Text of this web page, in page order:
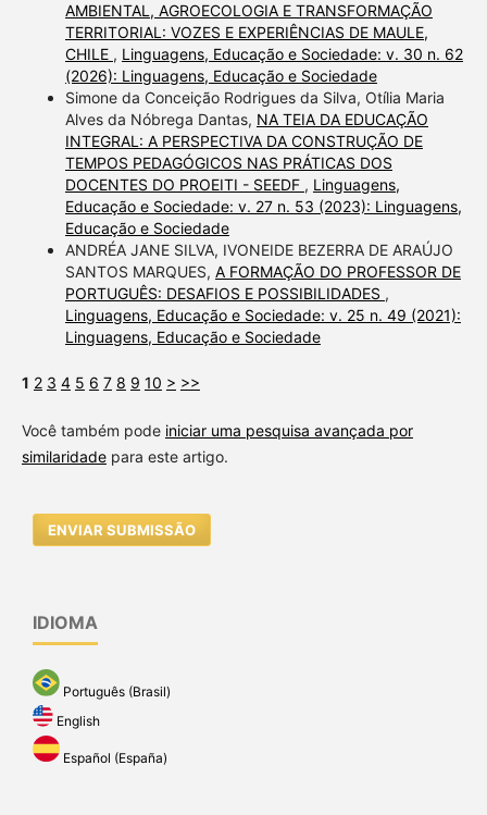
AMBIENTAL, AGROECOLOGIA E TRANSFORMAÇÃO
TERRITORIAL: VOZES E EXPERIÊNCIAS DE MAULE,
CHILE , Linguagens, Educação e Sociedade: v. 30 n. 62
(2026): Linguagens, Educação e Sociedade
Simone da Conceição Rodrigues da Silva, Otília Maria
Alves da Nóbrega Dantas, NA TEIA DA EDUCAÇÃO
INTEGRAL: A PERSPECTIVA DA CONSTRUÇÃO DE
TEMPOS PEDAGÓGICOS NAS PRÁTICAS DOS
DOCENTES DO PROEITI - SEEDF , Linguagens,
Educação e Sociedade: v. 27 n. 53 (2023): Linguagens,
Educação e Sociedade
ANDRÉA JANE SILVA, IVONEIDE BEZERRA DE ARAÚJO
SANTOS MARQUES, A FORMAÇÃO DO PROFESSOR DE
PORTUGUÊS: DESAFIOS E POSSIBILIDADES ,
Linguagens, Educação e Sociedade: v. 25 n. 49 (2021):
Linguagens, Educação e Sociedade
1 2 3 4 5 6 7 8 9 10 > >>
Você também pode iniciar uma pesquisa avançada por
similaridadepara este artigo.
ENVIAR SUBMISSÃO
IDIOMA
Português (Brasil)
English
Español (España)